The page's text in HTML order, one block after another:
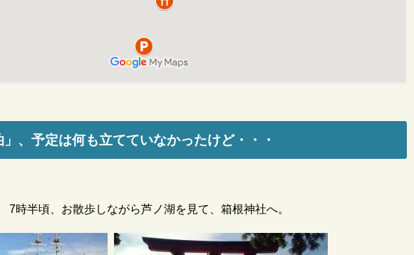
」、予定は何も立てていなかったけど・・・
7時半頃、お散歩しながら芦ノ湖を見て、箱根神社へ。